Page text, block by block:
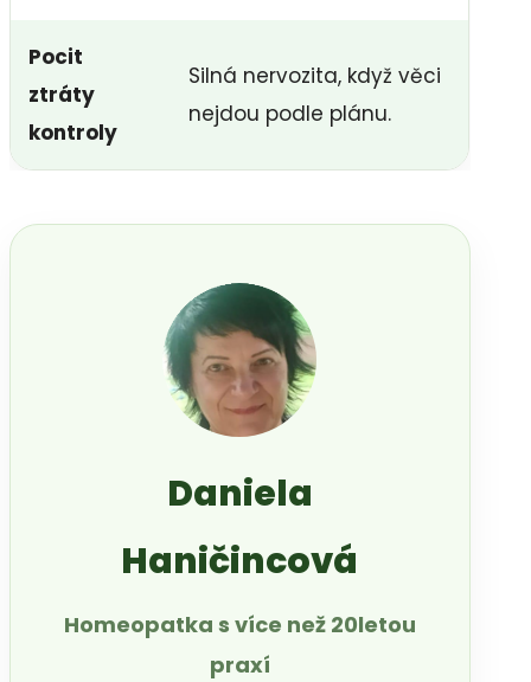
Pocit
ztráty
kontroly
Silná nervozita, když věci
nejdou podle plánu.
Daniela
Haničincová
Homeopatka s více než 20letou
praxí